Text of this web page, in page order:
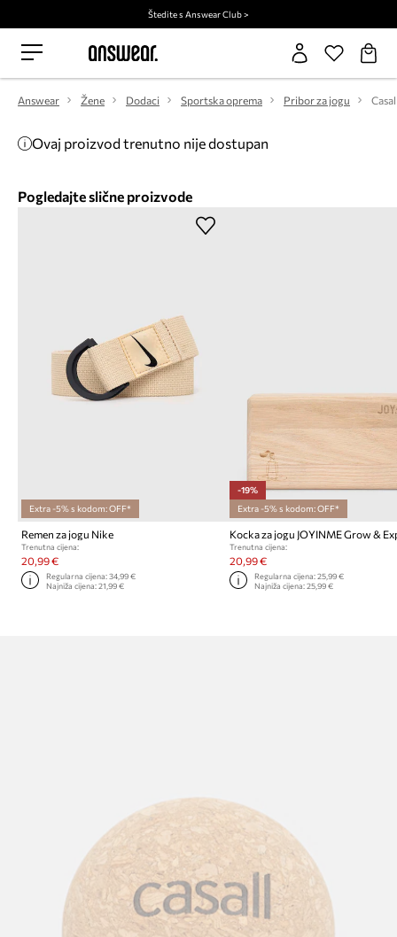
Štedite s Answear Club >
Answear Žene Dodaci Sportska oprema Pribor za jogu
Ovaj proizvod trenutno nije dostupan
Pogledajte slične proizvode
Extra -5% s kodom: OFF*
Remen za jogu Nike
Trenutna cijena:
20,99 €
Regularna cijena:34,99 €
Najniža cijena:21,99 €
-19%
Extra -5% s kodom: OFF*
Kocka za jogu JOYINME Grow &
Trenutna cijena:
20,99 €
Regularna cijena: 25,99 €
Najniža cijena: 25,99 €